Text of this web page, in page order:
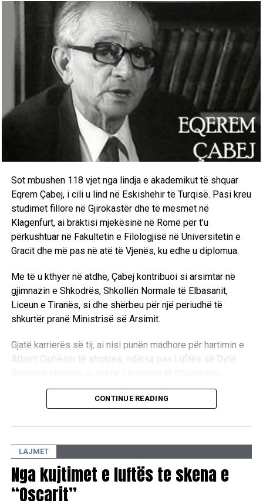
Sot mbushen 118 vjet nga lindja e akademikut të shquar
Eqrem Çabej, i cili u lind në Eskishehir të Turqisë. Pasi kreu
studimet fillore në Gjirokastër dhe të mesmet në
Klagenfurt, ai braktisi mjekësinë në Romë për t’u
përkushtuar në Fakultetin e Filologjisë në Universitetin e
Gracit dhe më pas në atë të Vjenës, ku edhe u diplomua.
Me të u kthyer në atdhe, Çabej kontribuoi si arsimtar në
gjimnazin e Shkodrës, Shkollën Normale të Elbasanit,
Liceun e Tiranës, si dhe shërbeu për një periudhë të
shkurtër pranë Ministrisë së Arsimit.
Gjatë karrierës së tij, ai nisi punën madhore për hartimin e
Atlasit Gjuhësor të shqipes, ndërsa pas Luftës së Dytë
pedagog në Universitetin e Tiranës dhe anëtar themelues i
Akademisë së Shkencave. Integriteti i tij i lartë intelektual
Mbretëror i Studimeve Shqiptare.
Si studiues poliedrik në leksikologji, gjuhësi historike,
dialektologji e etimologji, Çabej mbetet i njohur për botimin
kritik të “Mesharit” të Gjon Buzukut dhe Fjalorin Etimologjik
të Gjuhës Shqipe. Sot mbushen po ashtu 46 vjet nga ndarja
CONTINUE READING
LAJMET
Nga kujtimet e luftës te skena e
“Oscarit”